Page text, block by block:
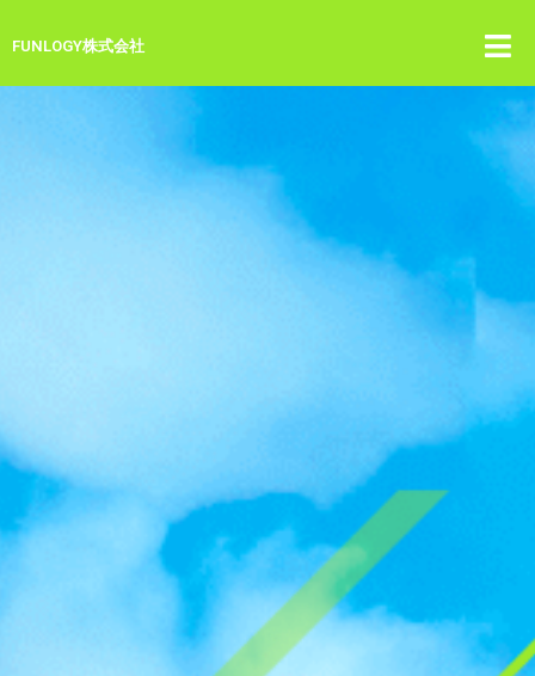
FUNLOGY株式会社